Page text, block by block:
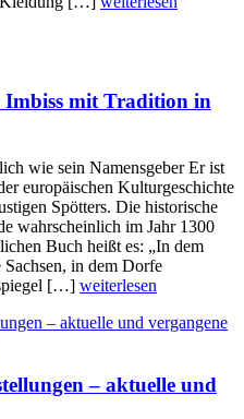
Imbiss mit Tradition in
wie sein Namensgeber Er ist
europäischen Kulturgeschichte
Spötters. Die historische
wahrscheinlich im Jahr 1300
Buch heißt es: „In dem
in dem Dorfe
[…] weiterlesen
– aktuelle und